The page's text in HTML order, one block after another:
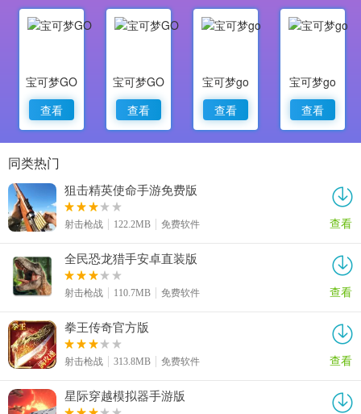
宝可梦GO
查看
宝可梦GO
查看
宝可梦go
查看
宝可梦go
查看
同类热门
狙击精英使命手游免费版
射击枪战 122.2MB 免费软件 查看
全民恐龙猎手安卓直装版
射击枪战 110.7MB 免费软件 查看
拳王传奇官方版
射击枪战 313.8MB 免费软件 查看
星际穿越模拟器手游版